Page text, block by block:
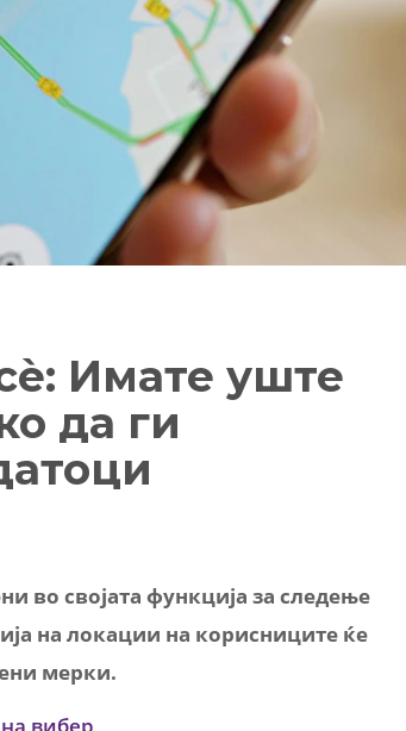
Имате уште
да ги
во својата функција за следење
на локации на корисниците ќе
мерки.